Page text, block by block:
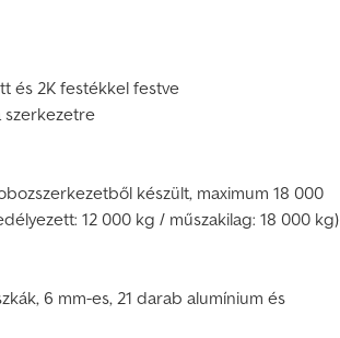
és 2K festékkel festve
szerkezetre
készült, maximum 18 000
12 000 kg / műszakilag: 18 000 kg)
6 mm-es, 21 darab alumínium és